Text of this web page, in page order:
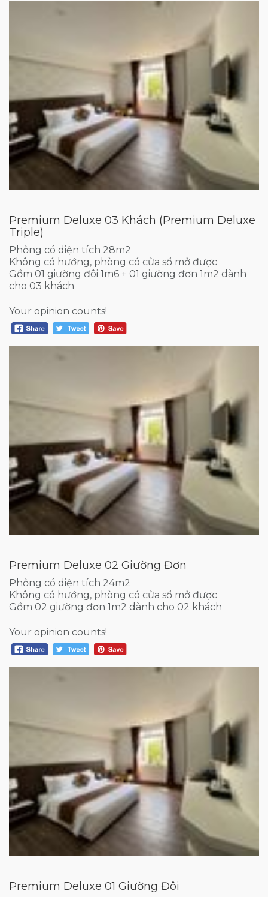
Premium Deluxe 03 Khách (Premium Deluxe
Triple)
Phỏng có diện tích 28m2
Không có hướng, phòng có cửa sổ mở được
Gồm 01 giường đôi 1m6 + 01 giường đơn 1m2 dành
cho 03 khách
Your opinion counts!
Premium Deluxe 02 Giường Đơn
Phỏng có diện tích 24m2
Không có hướng, phòng có cửa sổ mở được
Gồm 02 giường đơn 1m2 dành cho 02 khách
Your opinion counts!
Premium Deluxe 01 Giường Đôi